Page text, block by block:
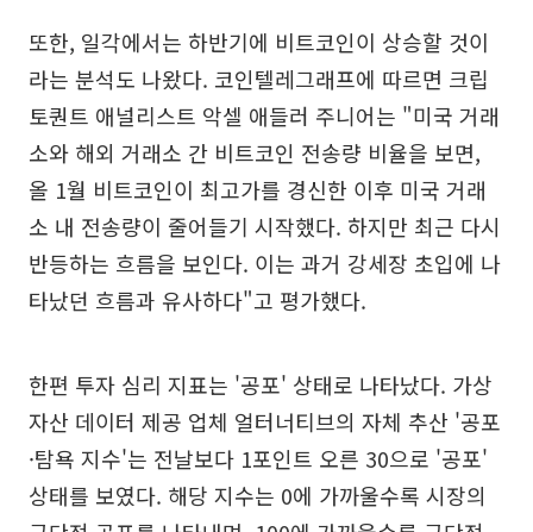
또한, 일각에서는 하반기에 비트코인이 상승할 것이
라는 분석도 나왔다. 코인텔레그래프에 따르면 크립
토퀀트 애널리스트 악셀 애들러 주니어는 "미국 거래
소와 해외 거래소 간 비트코인 전송량 비율을 보면,
올 1월 비트코인이 최고가를 경신한 이후 미국 거래
소 내 전송량이 줄어들기 시작했다. 하지만 최근 다시
반등하는 흐름을 보인다. 이는 과거 강세장 초입에 나
타났던 흐름과 유사하다"고 평가했다.
한편 투자 심리 지표는 '공포' 상태로 나타났다. 가상
자산 데이터 제공 업체 얼터너티브의 자체 추산 '공포
·탐욕 지수'는 전날보다 1포인트 오른 30으로 '공포'
상태를 보였다. 해당 지수는 0에 가까울수록 시장의